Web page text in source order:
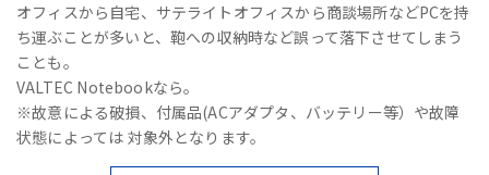
オフィスから自宅、サテライトオフィスから商談場所などPCを持
ち運ぶことが多いと、鞄への収納時など誤って落下させてしまう
ことも。
VALTEC Notebookなら。
※故意による破損、付属品(ACアダプタ、バッテリー等）や故障
状態によっては 対象外となります。